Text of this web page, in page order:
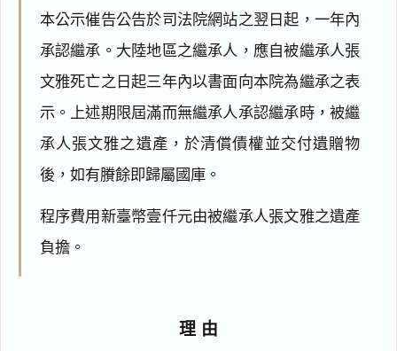
本公示催告公告於司法院網站之翌日起，一年內
承認繼承。大陸地區之繼承人，應自被繼承人張
文雅死亡之日起三年內以書面向本院為繼承之表
示。上述期限屆滿而無繼承人承認繼承時，被繼
承人張文雅之遺產，於清償債權並交付遺贈物
後，如有賸餘即歸屬國庫。
程序費用新臺幣壹仟元由被繼承人張文雅之遺產
負擔。
理由